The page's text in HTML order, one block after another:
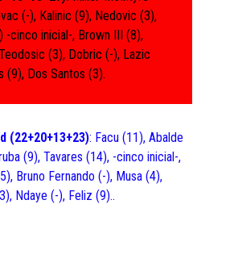
(-), Kalinic (9), Nedovic (3),
-cinco inicial-, Brown III (8),
(3), Dobric (-), Lazic
(9), Dos Santos (3).
(22+20+13+23): Facu (11), Abalde
(9), Tavares (14), -cinco inicial-,
Bruno Fernando (-), Musa (4),
Ndaye (-), Feliz (9)..